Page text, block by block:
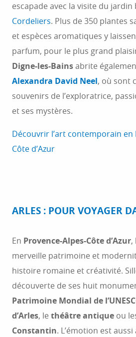
escapade avec la visite du
Cordeliers. Plus de 350 plantes
et espèces aromatiques y
parfum, pour le plus grand
Digne-les-Bainsabrite
Alexandra David Neel, où sont
souvenirs de l’exploratrice,
et ses mystères.
Découvrir l’art contemporain en
Côte d’Azur
ARLES : POUR VOYAGER
En Provence-Alpes-Côte d’Azur,
merveille patrimoine et
histoire romaine et créativité.
découverte de ses huit
Patrimoine Mondial de
d’Arles, le théâtre antique ou
Constantin. L’émotion est